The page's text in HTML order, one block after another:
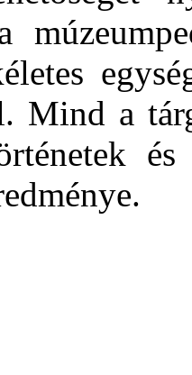
Mind a